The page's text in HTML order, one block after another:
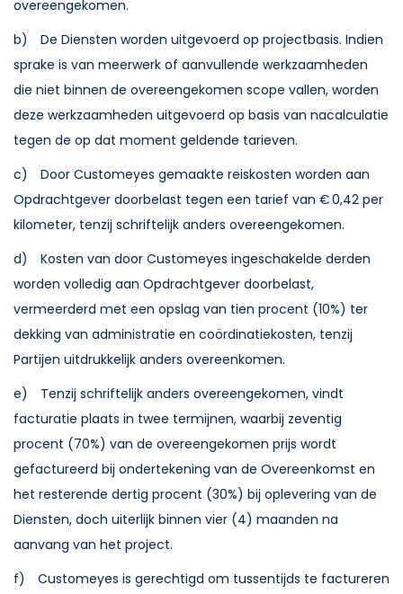
overeengekomen.
b) De Diensten worden uitgevoerd op projectbasis. Indien
sprake is van meerwerk of aanvullende werkzaamheden
die niet binnen de overeengekomen scope vallen, worden
deze werkzaamheden uitgevoerd op basis van nacalculatie
tegen de op dat moment geldende tarieven.
c) Door Customeyes gemaakte reiskosten worden aan
Opdrachtgever doorbelast tegen een tarief van € 0,42 per
kilometer, tenzij schriftelijk anders overeengekomen.
d) Kosten van door Customeyes ingeschakelde derden
worden volledig aan Opdrachtgever doorbelast,
vermeerderd met een opslag van tien procent (10%) ter
dekking van administratie en coördinatiekosten, tenzij
Partijen uitdrukkelijk anders overeenkomen.
e) Tenzij schriftelijk anders overeengekomen, vindt
facturatie plaats in twee termijnen, waarbij zeventig
procent (70%) van de overeengekomen prijs wordt
gefactureerd bij ondertekening van de Overeenkomst en
het resterende dertig procent (30%) bij oplevering van de
Diensten, doch uiterlijk binnen vier (4) maanden na
aanvang van het project.
f) Customeyes is gerechtigd om tussentijds te factureren